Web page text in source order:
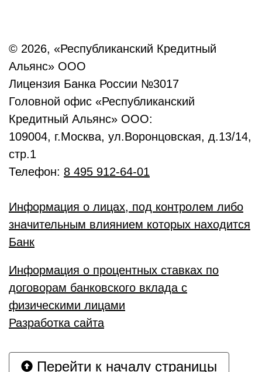
© 2026, «Республиканский Кредитный
Альянс» ООО
Лицензия Банка России №3017
Головной офис «Республиканский
Кредитный Альянс» ООО:
109004, г.Москва, ул.Воронцовская, д.13/14,
стр.1
Телефон: 8 495 912-64-01
Информация о лицах, под контролем либо
значительным влиянием которых находится
Банк
Информация о процентных ставках по
договорам банковского вклада с
физическими лицами
Разработка сайта
Перейти к началу страницы